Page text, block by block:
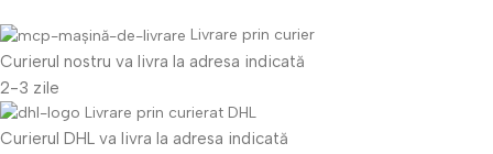
Livrare prin curier
Curierul nostru va livra la adresa indicată
2-3 zile
Livrare prin curierat DHL
Curierul DHL va livra la adresa indicată